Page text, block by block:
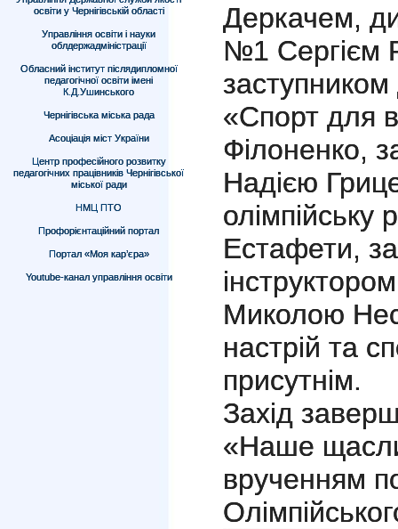
освіти у Чернігівській області
Управління освіти і науки
облдержадміністрації
Обласний інститут післядипломної
педагогічної освіти імені
К.Д.Ушинського
Чернігівська міська рада
Асоціація міст України
Центр професійного розвитку
педагогічних працівників Чернігівської
міської ради
НМЦ ПТО
Профорієнтаційний портал
Портал «Моя кар’єра»
Youtube-канал управління освіти
Деркачем,
№1 Сергієм
«Спорт для
Філоненко,
Надією
олімпійську
Естафети,
Миколою
настрій та
присутнім.
Захід
«Наше
врученням